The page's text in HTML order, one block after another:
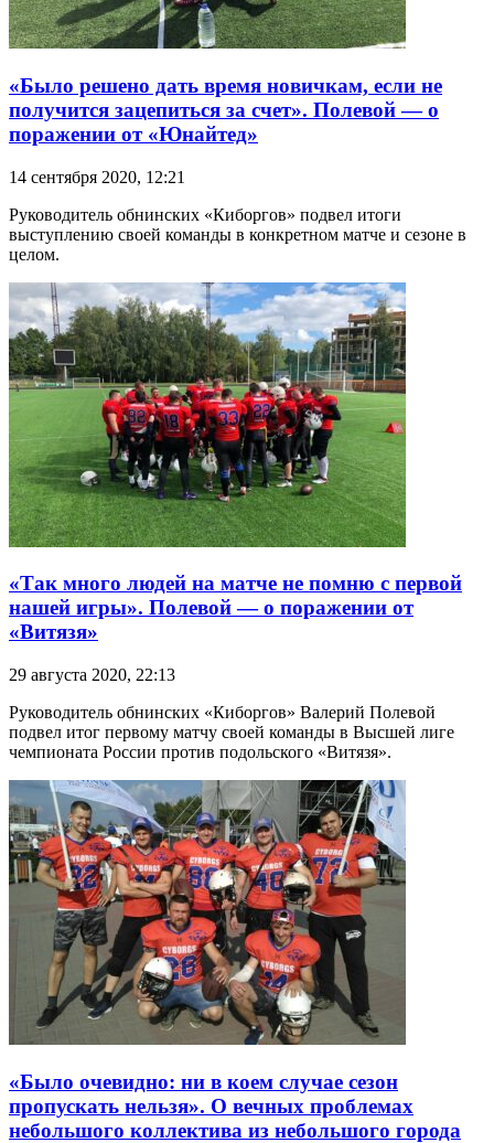
«Было решено дать время новичкам, если не
получится зацепиться за счет». Полевой — о
поражении от «Юнайтед»
14 сентября 2020, 12:21
Руководитель обнинских «Киборгов» подвел итоги
выступлению своей команды в конкретном матче и сезоне в
целом.
«Так много людей на матче не помню с первой
нашей игры». Полевой — о поражении от
«Витязя»
29 августа 2020, 22:13
Руководитель обнинских «Киборгов» Валерий Полевой
подвел итог первому матчу своей команды в Высшей лиге
чемпионата России против подольского «Витязя».
«Было очевидно: ни в коем случае сезон
пропускать нельзя». О вечных проблемах
небольшого коллектива из небольшого города